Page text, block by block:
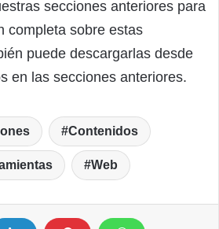
secciones anteriores para
completa sobre estas
puede descargarlas desde
en las secciones anteriores.
Contenidos
Web